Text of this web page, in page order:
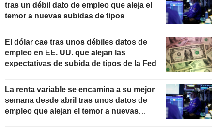
tras un débil dato de empleo que aleja el
temor a nuevas subidas de tipos
El dólar cae tras unos débiles datos de
empleo en EE. UU. que alejan las
expectativas de subida de tipos de la Fed
La renta variable se encamina a su mejor
semana desde abril tras unos datos de
empleo que alejan el temor a nuevas